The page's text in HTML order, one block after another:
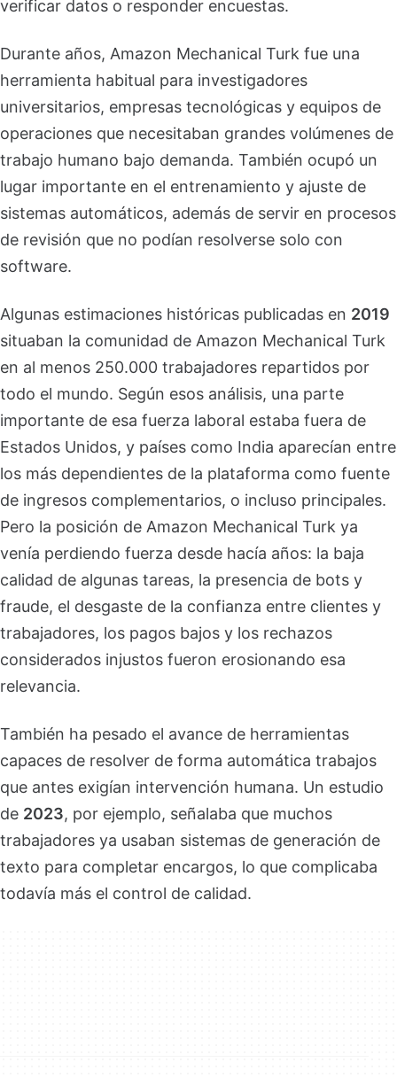
verificar datos o responder encuestas.
Durante años, Amazon Mechanical Turk fue una
herramienta habitual para investigadores
universitarios, empresas tecnológicas y equipos de
operaciones que necesitaban grandes volúmenes de
trabajo humano bajo demanda. También ocupó un
lugar importante en el entrenamiento y ajuste de
sistemas automáticos, además de servir en procesos
de revisión que no podían resolverse solo con
software.
Algunas estimaciones históricas publicadas en 2019
situaban la comunidad de Amazon Mechanical Turk
en al menos 250.000 trabajadores repartidos por
todo el mundo. Según esos análisis, una parte
importante de esa fuerza laboral estaba fuera de
Estados Unidos, y países como India aparecían entre
los más dependientes de la plataforma como fuente
de ingresos complementarios, o incluso principales.
Pero la posición de Amazon Mechanical Turk ya
venía perdiendo fuerza desde hacía años: la baja
calidad de algunas tareas, la presencia de bots y
fraude, el desgaste de la confianza entre clientes y
trabajadores, los pagos bajos y los rechazos
considerados injustos fueron erosionando esa
relevancia.
También ha pesado el avance de herramientas
capaces de resolver de forma automática trabajos
que antes exigían intervención humana. Un estudio
de 2023, por ejemplo, señalaba que muchos
trabajadores ya usaban sistemas de generación de
texto para completar encargos, lo que complicaba
todavía más el control de calidad.